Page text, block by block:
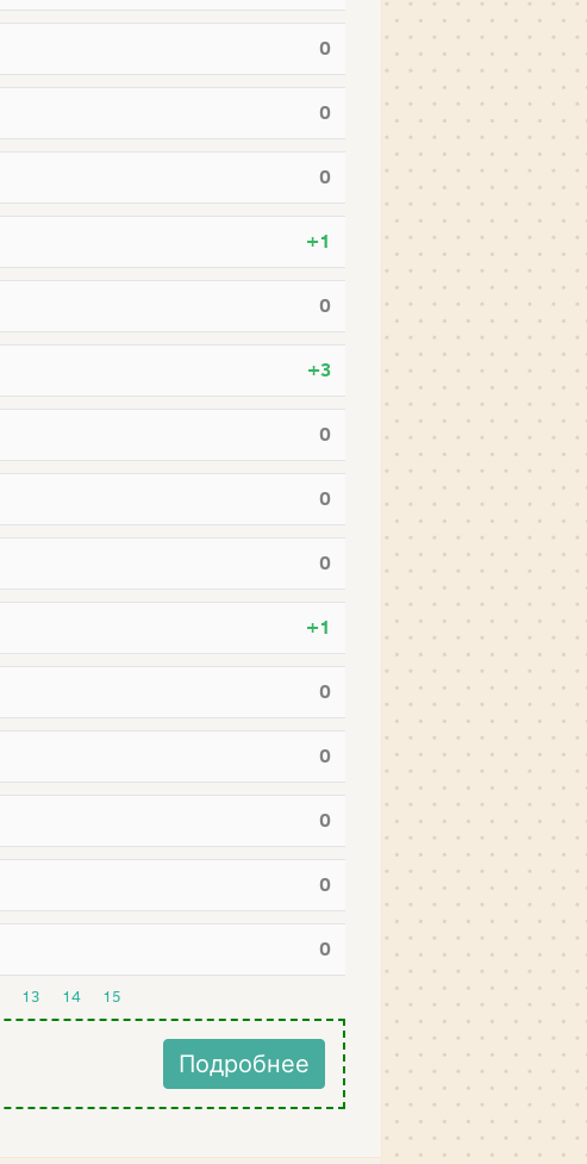
0
0
0
+1
0
+3
0
0
0
+1
0
0
0
0
0
13 14 15
Подробнее